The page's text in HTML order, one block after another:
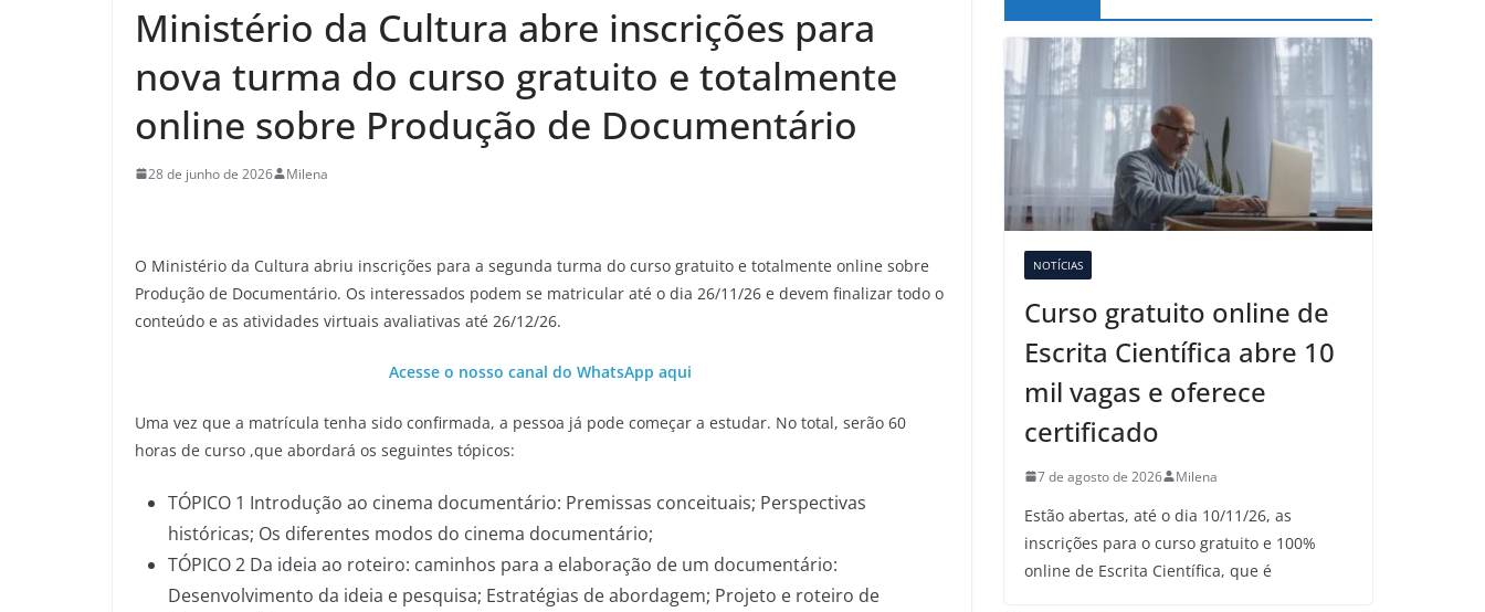
Ministério da Cultura abre inscrições para
nova turma do curso gratuito e totalmente
online sobre Produção de Documentário
28 de junho de 2026 Milena
O Ministério da Cultura abriu inscrições para a segunda turma do curso gratuito e totalmente online sobre
Produção de Documentário. Os interessados podem se matricular até o dia 26/11/26 e devem finalizar todo o
conteúdo e as atividades virtuais avaliativas até 26/12/26.
Acesse o nosso canal do WhatsApp aqui
Uma vez que a matrícula tenha sido confirmada, a pessoa já pode começar a estudar. No total, serão 60
horas de curso ,que abordará os seguintes tópicos:
TÓPICO 1 Introdução ao cinema documentário: Premissas conceituais; Perspectivas
históricas; Os diferentes modos do cinema documentário;
TÓPICO 2 Da ideia ao roteiro: caminhos para a elaboração de um documentário:
Desenvolvimento da ideia e pesquisa; Estratégias de abordagem; Projeto e roteiro de
NOTÍCIAS
Curso gratuito online de
Escrita Científica abre 10
mil vagas e oferece
certificado
7 de agosto de 2026 Milena
Estão abertas, até o dia 10/11/26, as
inscrições para o curso gratuito e 100%
online de Escrita Científica, que é